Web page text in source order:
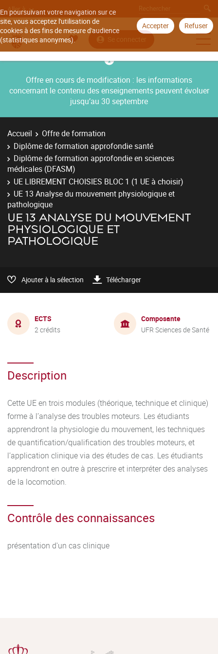
En poursuivant votre navigation sur ce
site, vous acceptez l'utilisation de
cookies à des fins de mesure d'audience
(statistiques anonymes).
Accepter Refuser
Aller à
Se connecter
Offre en cours de modification : les informations
concernant le contenu des enseignements peuvent évoluer
jusqu’au 30 septembre
Accueil
Offre de formation
Diplôme de formation approfondie santé
Diplôme de formation approfondie en sciences
médicales (DFASM)
UE LIBREMENT CHOISIES BLOC 1 (1 UE à choisir)
UE 13 Analyse du mouvement physiologique et
pathologique
UE 13 ANALYSE DU MOUVEMENT
PHYSIOLOGIQUE ET
PATHOLOGIQUE
Ajouter à la sélection Télécharger
ECTS
2 crédits
Composante
UFR Sciences de Santé
Description
Cette UE en trois modules (théorique, technique et clinique)
forme à l’analyse des troubles moteurs. Les étudiants
apprendront la physiologie du mouvement, les techniques
de quantification/qualification des troubles moteurs, et
l’application clinique via des études de cas. Les étudiants
apprendront en outre à prescrire et interpréter des analyses
de la locomotion.
Contrôle des connaissances
présentation d'un cas clinique